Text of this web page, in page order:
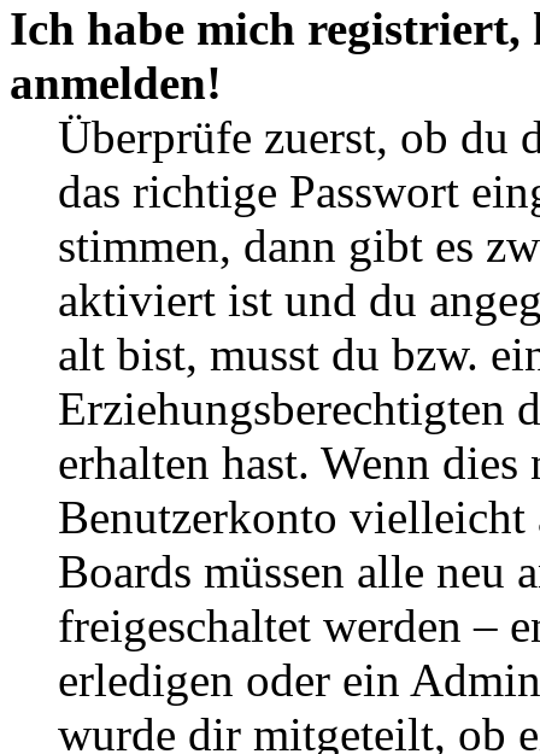
Ich habe mich
anmelden!
Überprüfe zuerst, ob du
das richtige Passwort
stimmen, dann gibt es
aktiviert ist und du
alt bist, musst du bzw.
Erziehungsberechtigten
erhalten hast. Wenn
Benutzerkonto
Boards müssen alle neu
freigeschaltet werden –
erledigen oder ein
wurde dir mitgeteilt, ob